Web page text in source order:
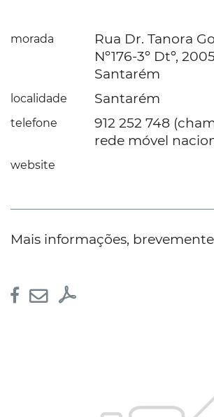
morada
Rua Dr. Tanora
Nº176-3º Dtº,
Santarém
localidade Santarém
telefone
912 252 748
rede móvel
website
Mais informações,